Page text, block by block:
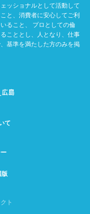
ッショナルとして活動して
と、消費者に安心してご利
ること、 プロとしての倫
こととし、人となり、仕事
基準を満たした方のみを掲
て
ト